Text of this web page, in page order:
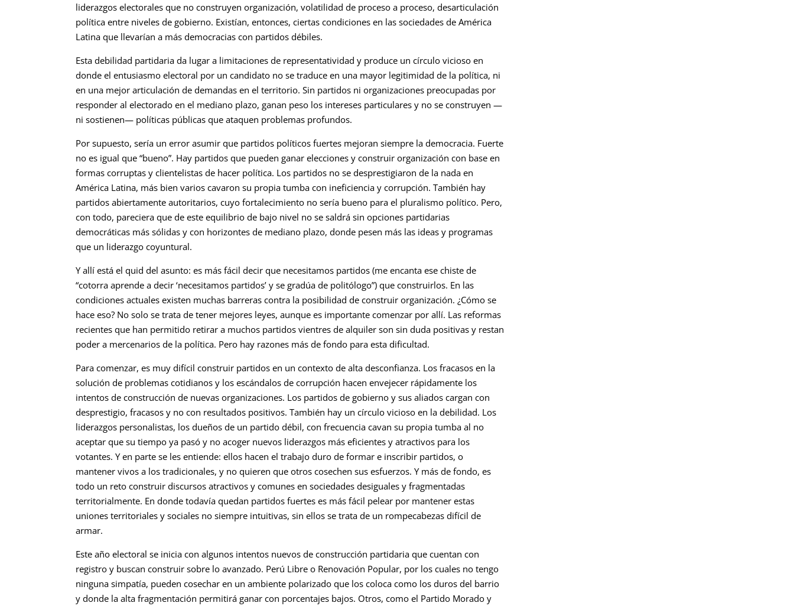
liderazgos electorales que no construyen organización, volatilidad de proceso a proceso, desarticulación
política entre niveles de gobierno. Existían, entonces, ciertas condiciones en las sociedades de América
Latina que llevarían a más democracias con partidos débiles.
Esta debilidad partidaria da lugar a limitaciones de representatividad y produce un círculo vicioso en
donde el entusiasmo electoral por un candidato no se traduce en una mayor legitimidad de la política, ni
en una mejor articulación de demandas en el territorio. Sin partidos ni organizaciones preocupadas por
responder al electorado en el mediano plazo, ganan peso los intereses particulares y no se construyen —
ni sostienen— políticas públicas que ataquen problemas profundos.
Por supuesto, sería un error asumir que partidos políticos fuertes mejoran siempre la democracia. Fuerte
no es igual que “bueno”. Hay partidos que pueden ganar elecciones y construir organización con base en
formas corruptas y clientelistas de hacer política. Los partidos no se desprestigiaron de la nada en
América Latina, más bien varios cavaron su propia tumba con ineficiencia y corrupción. También hay
partidos abiertamente autoritarios, cuyo fortalecimiento no sería bueno para el pluralismo político. Pero,
con todo, pareciera que de este equilibrio de bajo nivel no se saldrá sin opciones partidarias
democráticas más sólidas y con horizontes de mediano plazo, donde pesen más las ideas y programas
que un liderazgo coyuntural.
Y allí está el quid del asunto: es más fácil decir que necesitamos partidos (me encanta ese chiste de
“cotorra aprende a decir ‘necesitamos partidos’ y se gradúa de politólogo”) que construirlos. En las
condiciones actuales existen muchas barreras contra la posibilidad de construir organización. ¿Cómo se
hace eso? No solo se trata de tener mejores leyes, aunque es importante comenzar por allí. Las reformas
recientes que han permitido retirar a muchos partidos vientres de alquiler son sin duda positivas y restan
poder a mercenarios de la política. Pero hay razones más de fondo para esta dificultad.
Para comenzar, es muy difícil construir partidos en un contexto de alta desconfianza. Los fracasos en la
solución de problemas cotidianos y los escándalos de corrupción hacen envejecer rápidamente los
intentos de construcción de nuevas organizaciones. Los partidos de gobierno y sus aliados cargan con
desprestigio, fracasos y no con resultados positivos. También hay un círculo vicioso en la debilidad. Los
liderazgos personalistas, los dueños de un partido débil, con frecuencia cavan su propia tumba al no
aceptar que su tiempo ya pasó y no acoger nuevos liderazgos más eficientes y atractivos para los
votantes. Y en parte se les entiende: ellos hacen el trabajo duro de formar e inscribir partidos, o
mantener vivos a los tradicionales, y no quieren que otros cosechen sus esfuerzos. Y más de fondo, es
todo un reto construir discursos atractivos y comunes en sociedades desiguales y fragmentadas
territorialmente. En donde todavía quedan partidos fuertes es más fácil pelear por mantener estas
uniones territoriales y sociales no siempre intuitivas, sin ellos se trata de un rompecabezas difícil de
armar.
Este año electoral se inicia con algunos intentos nuevos de construcción partidaria que cuentan con
registro y buscan construir sobre lo avanzado. Perú Libre o Renovación Popular, por los cuales no tengo
ninguna simpatía, pueden cosechar en un ambiente polarizado que los coloca como los duros del barrio
y donde la alta fragmentación permitirá ganar con porcentajes bajos. Otros, como el Partido Morado y